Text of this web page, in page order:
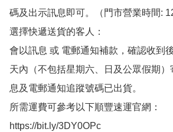
碼及出示訊息即可。（門市營業時間:
選擇快遞送貨的客人：
會以訊息 或 電郵通知補款，確認收到
天內（不包括星期六、日及公眾假期
息及電郵通知追蹤號碼已出貨。
所需運費可參考以下順豐速運官網：
https://bit.ly/3DY0OPc